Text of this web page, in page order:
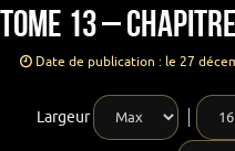
Tome 13 –
Date de publication : le 27
Largeur